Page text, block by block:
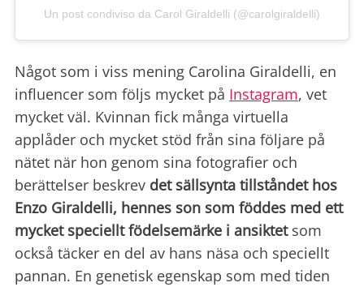
Un post condiviso da Carol Giraldelli (@carolgiraldelli)
Något som i viss mening Carolina Giraldelli, en
influencer som följs mycket på Instagram, vet
mycket väl. Kvinnan fick många virtuella
applåder och mycket stöd från sina följare på
nätet när hon genom sina fotografier och
berättelser beskrev det sällsynta tillståndet hos
Enzo Giraldelli, hennes son som föddes med ett
mycket speciellt födelsemärke i ansiktetsom
också täcker en del av hans näsa och speciellt
pannan. En genetisk egenskap som med tiden